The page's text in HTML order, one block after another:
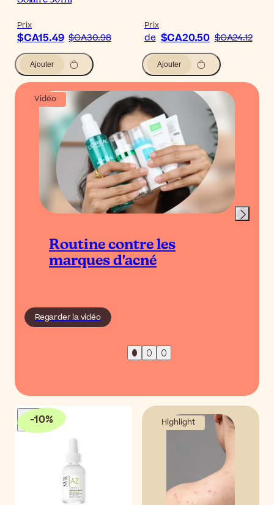
Prix
$CA15.49 $CA30.98
Ajouter
Prix
de $CA20.50 $CA24.12
Ajouter
Vidéo
Routine contre les
marques d'acné
Regarder la vidéo
-10% Highlight